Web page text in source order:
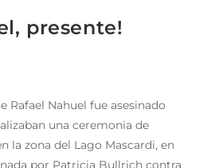
presente!
Rafael Nahuel fue asesinado
una ceremonia de
la zona del Lago Mascardi, en
por Patricia Bullrich contra